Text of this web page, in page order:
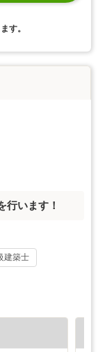
す。
行います！
建築士